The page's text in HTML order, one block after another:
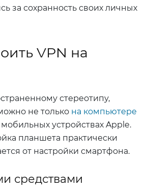
за сохранность своих личных
VPN на
стереотипу,
не только на компьютере
мобильных устройствах Apple.
планшета практически
от настройки смартфона.
средствами